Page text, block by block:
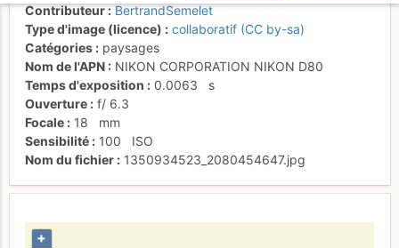
Contributeur
BertrandSemelet
Type d'image (licence)
collaboratif (CC by-sa)
Catégories
paysages
Nom de l'APN
NIKON CORPORATION NIKON D80
Temps d'exposition
0.0063
s
Ouverture
f/ 6.3
Focale
18
mm
Sensibilité
100
ISO
Nom du fichier
1350934523_2080454647.jpg
+